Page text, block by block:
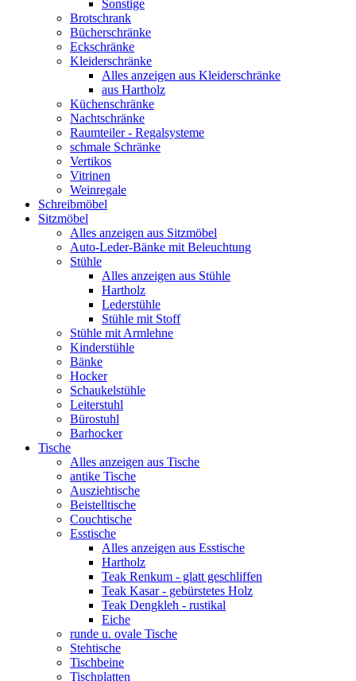
Sonstige
Brotschrank
Bücherschränke
Eckschränke
Kleiderschränke
Alles anzeigen aus Kleiderschränke
aus Hartholz
Küchenschränke
Nachtschränke
Raumteiler - Regalsysteme
schmale Schränke
Vertikos
Vitrinen
Weinregale
Schreibmöbel
Sitzmöbel
Alles anzeigen aus Sitzmöbel
Auto-Leder-Bänke mit Beleuchtung
Stühle
Alles anzeigen aus Stühle
Hartholz
Lederstühle
Stühle mit Stoff
Stühle mit Armlehne
Kinderstühle
Bänke
Hocker
Schaukelstühle
Leiterstuhl
Bürostuhl
Barhocker
Tische
Alles anzeigen aus Tische
antike Tische
Ausziehtische
Beistelltische
Couchtische
Esstische
Alles anzeigen aus Esstische
Hartholz
Teak Renkum - glatt geschliffen
Teak Kasar - gebürstetes Holz
Teak Dengkleh - rustikal
Eiche
runde u. ovale Tische
Stehtische
Tischbeine
Tischplatten